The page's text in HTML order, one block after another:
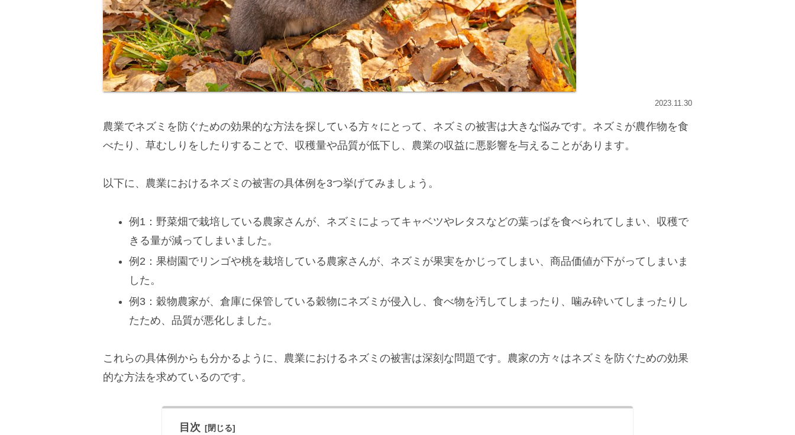
2023.11.30
農業でネズミを防ぐための効果的な方法を探している方々にとって、ネズミの被害は大きな悩みです。ネズミが農作物を食
べたり、草むしりをしたりすることで、収穫量や品質が低下し、農業の収益に悪影響を与えることがあります。
以下に、農業におけるネズミの被害の具体例を3つ挙げてみましょう。
例1：野菜畑で栽培している農家さんが、ネズミによってキャベツやレタスなどの葉っぱを食べられてしまい、収穫で
きる量が減ってしまいました。
例2：果樹園でリンゴや桃を栽培している農家さんが、ネズミが果実をかじってしまい、商品価値が下がってしまいま
した。
例3：穀物農家が、倉庫に保管している穀物にネズミが侵入し、食べ物を汚してしまったり、噛み砕いてしまったりし
たため、品質が悪化しました。
これらの具体例からも分かるように、農業におけるネズミの被害は深刻な問題です。農家の方々はネズミを防ぐための効果
的な方法を求めているのです。
目次